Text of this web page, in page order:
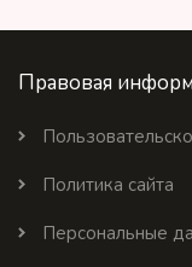
Правовая
Политика сайта
Персональные